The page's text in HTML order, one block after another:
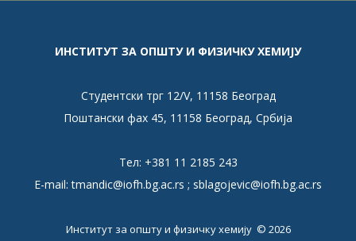
ИНСТИТУТ ЗА ОПШТУ И ФИЗИЧКУ ХЕМИЈУ
Студентски трг 12/V, 11158 Београд
Поштански фах 45, 11158 Београд, Србија
Тел: +381 11 2185 243
E-mail:tmandic@iofh.bg.ac.rs ; sblagojevic@iofh.bg.ac.rs
Институт за општу и физичку хемију © 2026